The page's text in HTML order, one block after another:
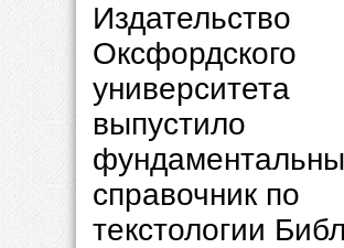
Издательство
Оксфордского
университета
выпустило
справочник по
текстологии